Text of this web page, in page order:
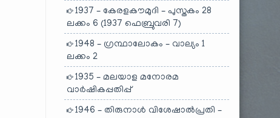
1937 – കേരളകൗമുദി – പുസ്തകം 28
ലക്കം 6 (1937 ഫെബ്രുവരി 7)
1948 – ഗ്രന്ഥാലോകം – വാല്യം 1
ലക്കം 2
1935 – മലയാള മനോരമ
വാർഷികപ്പതിപ്പ്
1946 – തിരുനാൾ വിശേഷാൽപ്രതി –